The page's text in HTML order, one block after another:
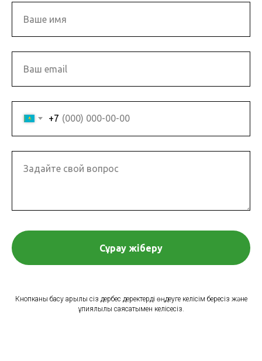
Ваше имя
Ваш email
+7
Задайте свой вопрос
Сұрау жіберу
Кнопканы басу арқылы сіз дербес деректерді өңдеуге келісім бересіз және
құпиялылық саясатымен келісесіз.